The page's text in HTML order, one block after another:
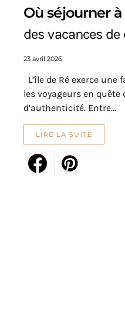
Où séjourner
des vacances de
23 avril 2026
L’île de Ré exerce
les voyageurs en quête
d’authenticité. Entre…
LIRE LA SUITE